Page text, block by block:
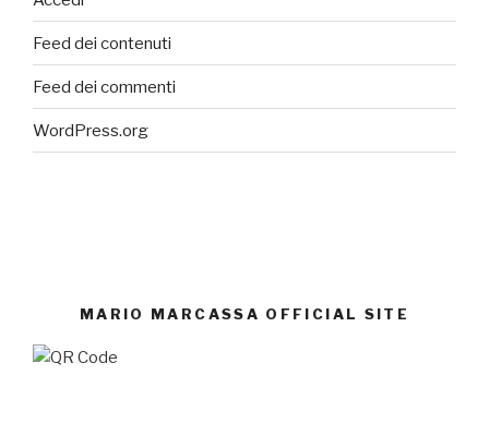
Feed dei contenuti
Feed dei commenti
WordPress.org
MARIO MARCASSA OFFICIAL SITE